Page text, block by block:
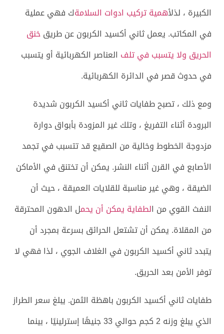
الكبيرة ، لذلأهمية تركيب ادوات السلامةك فهي عملية
في المكاتب. يعمل ثاني أكسيد الكربون عن طريقخنق
الحريق ولا يتسبب في تلفالعناصر الكهربائية أو يتسبب
في حدوث قصر في الدائرة الكهربائية.
ومع ذلك ، تصبح طفايات ثاني أكسيد الكربون شديدة
البرودة أثناء التفريغ ، وتلك غير المزودة بأبواق دوارة
مزدوجة الخطوط وخالية من الصقيع قد تتسبب في تجمد
الأصابع في القرن أثناء النشر. يمكن أن تختنق في الأماكن
الضيقة ، وهي غير مناسبة للقلايات العميقة ، حيث أن
النفث القوي من الطفاية يمكن أن يحمل الدهون المحترقة
من المقلاة. يمكن أن تشتعل الحرائق بسرعة بمجرد أن
يتبدد ثاني أكسيد الكربون في الغلاف الجوي ، لذا فهي لا
توفر الأمن بعد الحريق.
طفايات ثاني أكسيد الكربون باهظة الثمن. يبلغ سعر الطراز
الذي يبلغ وزنه 2 كجم حوالي 33 جنيهًا إسترلينيًا ، بينما